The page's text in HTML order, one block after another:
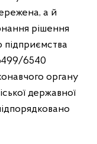
а й
рішення
6540
органу
державної